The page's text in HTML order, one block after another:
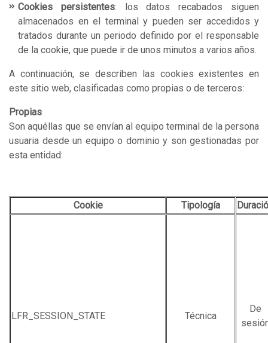
Cookies persistentes: los datos recabados siguen
almacenados en el terminal y pueden ser accedidos y
tratados durante un periodo definido por el responsable
de la cookie, que puede ir de unos minutos a varios años.
A continuación, se describen las cookies existentes en
este sitio web, clasificadas como propias o de terceros:
Propias
Son aquéllas que se envían al equipo terminal de la persona
usuaria desde un equipo o dominio y son gestionadas por
esta entidad:
Cookie Tipología
LFR_SESSION_STATE Técnica
De